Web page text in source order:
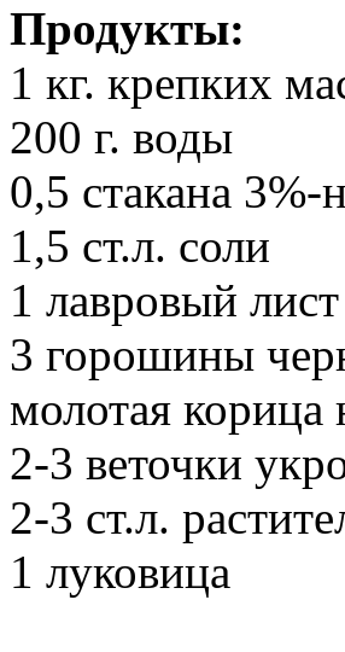
Продукты:
1 кг. крепких
200 г. воды
0,5 стакана 3%-
1,5 ст.л. соли
1 лавровый лист
3 горошины
молотая корица
2-3 веточки
2-3 ст.л.
1 луковица